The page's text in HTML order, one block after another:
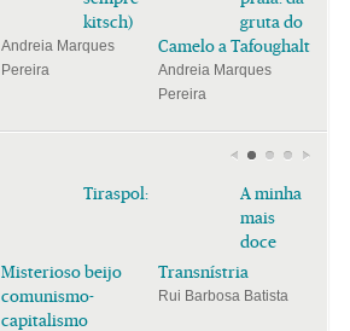
kitsch)
Andreia Marques
Pereira
gruta do
Camelo a Tafoughalt
Andreia Marques
Pereira
Tiraspol:
Misterioso beijo
comunismo-
capitalismo
A minha
mais
doce
Transnístria
Rui Barbosa Batista